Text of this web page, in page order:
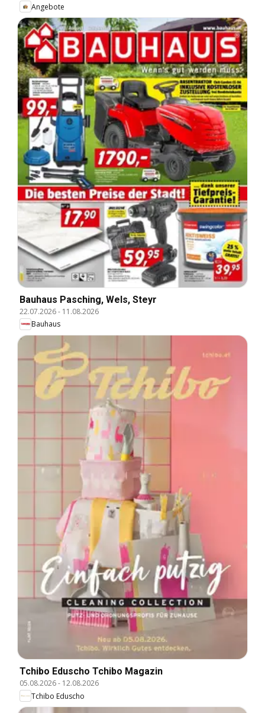
Angebote
Bauhaus Pasching, Wels, Steyr
22.07.2026- 11.08.2026
Bauhaus
Tchibo Eduscho Tchibo Magazin
05.08.2026- 12.08.2026
Tchibo Eduscho